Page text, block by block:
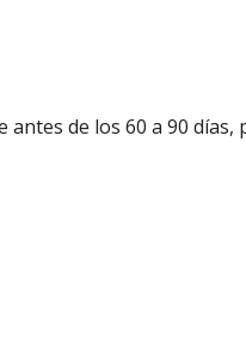
de los 60 a 90 días,